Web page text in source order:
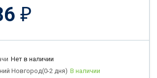
₽
Нет в наличии
Новгород(0-2 дня) В наличии